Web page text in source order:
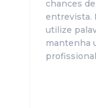
chances
entrevista.
utilize
mantenha